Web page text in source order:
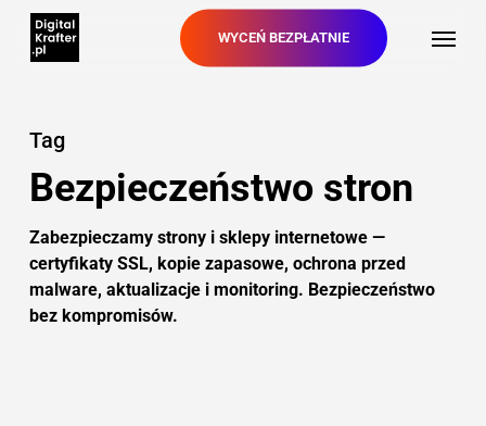
Skip
WYCEŃ BEZPŁATNIE
Tag
Bezpieczeństwo stron
Zabezpieczamy strony i sklepy internetowe —
certyfikaty SSL, kopie zapasowe, ochrona przed
malware, aktualizacje i monitoring. Bezpieczeństwo
bez kompromisów.